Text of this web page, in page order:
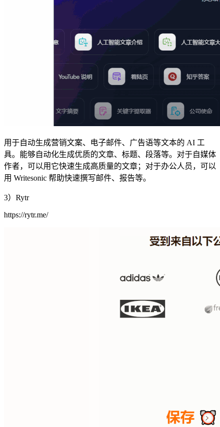
用于自动生成营销文案、电子邮件、广告语等文本的 AI 工
具。能够自动化生成优质的文章、标题、段落等。对于自媒体
作者，可以用它快速生成高质量的文章；对于办公人员，可以
用 Writesonic 帮助快速撰写邮件、报告等。
3）Rytr
https://rytr.me/